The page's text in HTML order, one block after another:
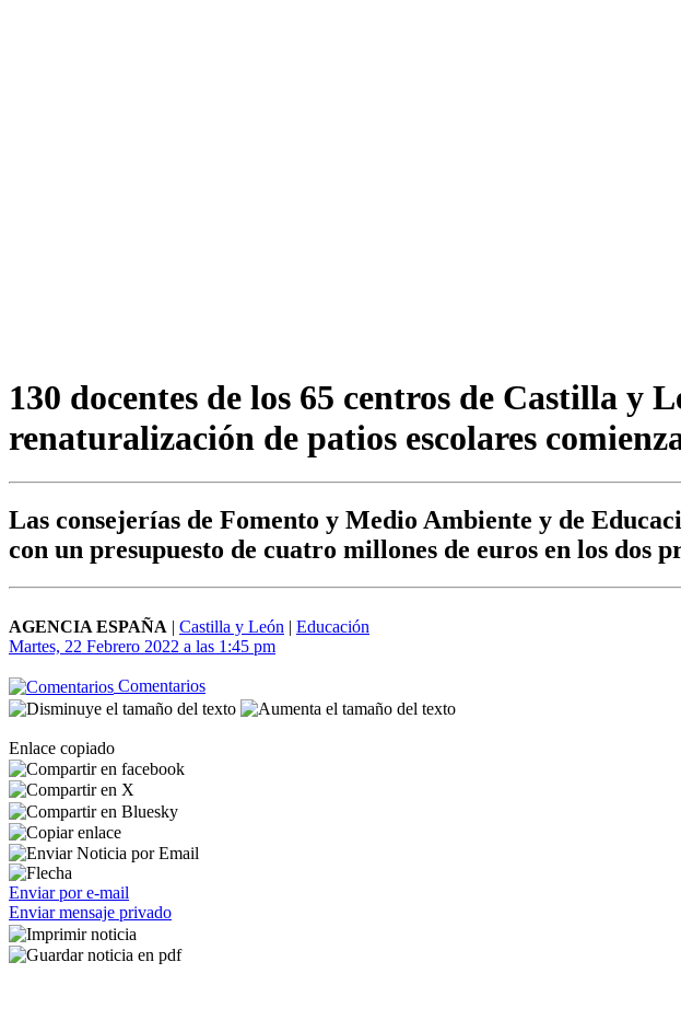
130 docentes de los 65 centros de Castilla y
renaturalización de patios escolares
Las consejerías de Fomento y Medio Ambiente y de
con un presupuesto de cuatro millones de euros en los dos
AGENCIA ESPAÑA | Castilla y León | Educación
Martes, 22 Febrero 2022 a las 1:45 pm
Comentarios
Enlace copiado
Enviar por e-mail
Enviar mensaje privado